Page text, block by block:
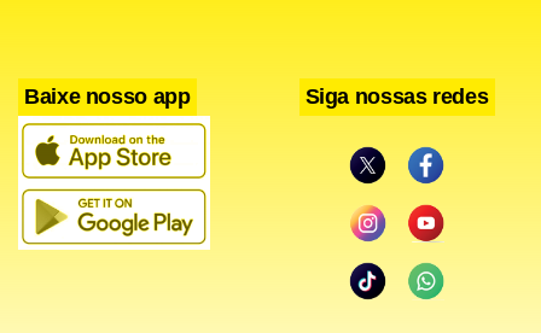
alvinegro, Muricy Ramalho.
Baixe nosso app Siga nossas redes